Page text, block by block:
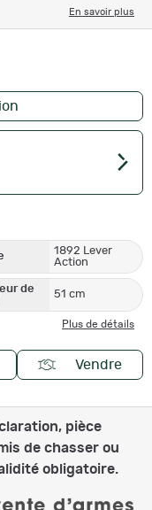
En savoir plus
1892 Lever
Action
de
51 cm
Plus de détails
Vendre
pièce
de chasser ou
obligatoire.